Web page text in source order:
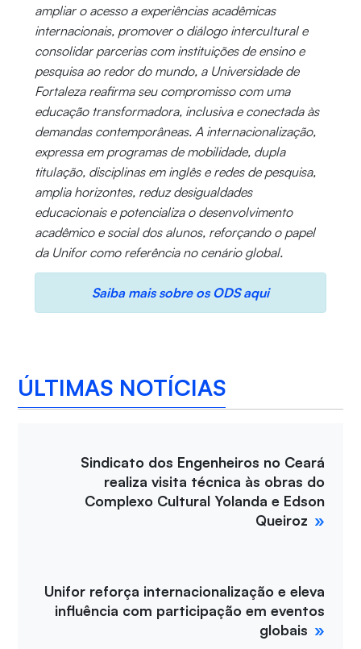
ampliar o acesso a experiências acadêmicas
internacionais, promover o diálogo intercultural e
consolidar parcerias com instituições de ensino e
pesquisa ao redor do mundo, a Universidade de
Fortaleza reafirma seu compromisso com uma
educação transformadora, inclusiva e conectada às
demandas contemporâneas. A internacionalização,
expressa em programas de mobilidade, dupla
titulação, disciplinas em inglês e redes de pesquisa,
amplia horizontes, reduz desigualdades
educacionais e potencializa o desenvolvimento
acadêmico e social dos alunos, reforçando o papel
da Unifor como referência no cenário global.
Saiba mais sobre os ODS aqui
ÚLTIMAS NOTÍCIAS
Sindicato dos Engenheiros no Ceará
realiza visita técnica às obras do
Complexo Cultural Yolanda e Edson
Queiroz
Unifor reforça internacionalização e eleva
influência com participação em eventos
globais